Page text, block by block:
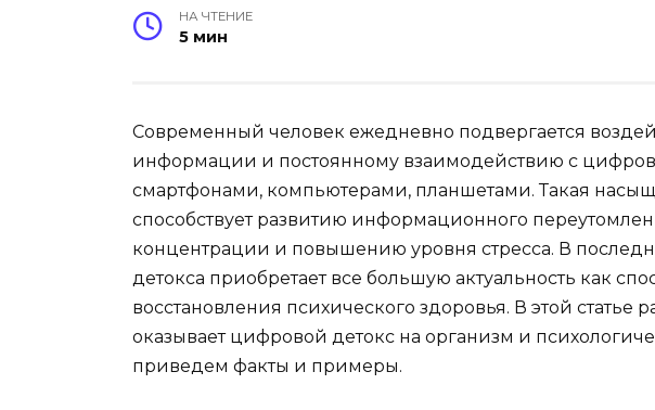
НА ЧТЕНИЕ
5 мин
Современный человек ежедневно подвергается
информации и постоянному взаимодействию с
смартфонами, компьютерами, планшетами. Такая
способствует развитию информационного
концентрации и повышению уровня стресса. В
детокса приобретает все большую актуальность как
восстановления психического здоровья. В этой статье
оказывает цифровой детокс на организм и
приведем факты и примеры.